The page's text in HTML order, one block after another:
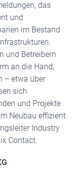
das
und
im Bestand
und Betreibern
an die Hand,
– etwa über
sich
und Projekte
Neubau effizient
Industry
Contact.